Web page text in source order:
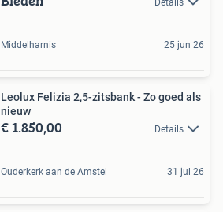
Middelharnis 25 jun 26
Leolux Felizia 2,5-zitsbank - Zo goed als
nieuw
€ 1.850,00 Details
Ouderkerk aan de Amstel 31 jul 26